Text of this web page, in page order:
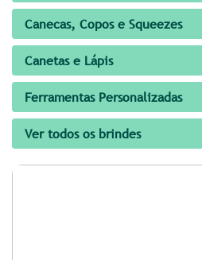
Canecas, Copos e Squeezes
Canetas e Lápis
Ferramentas Personalizadas
Ver todos os brindes